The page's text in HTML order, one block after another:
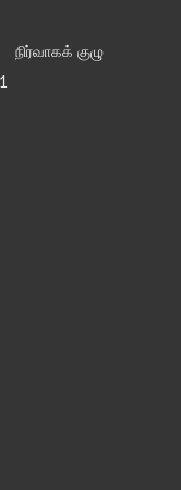
நிர்வாகக் குழு